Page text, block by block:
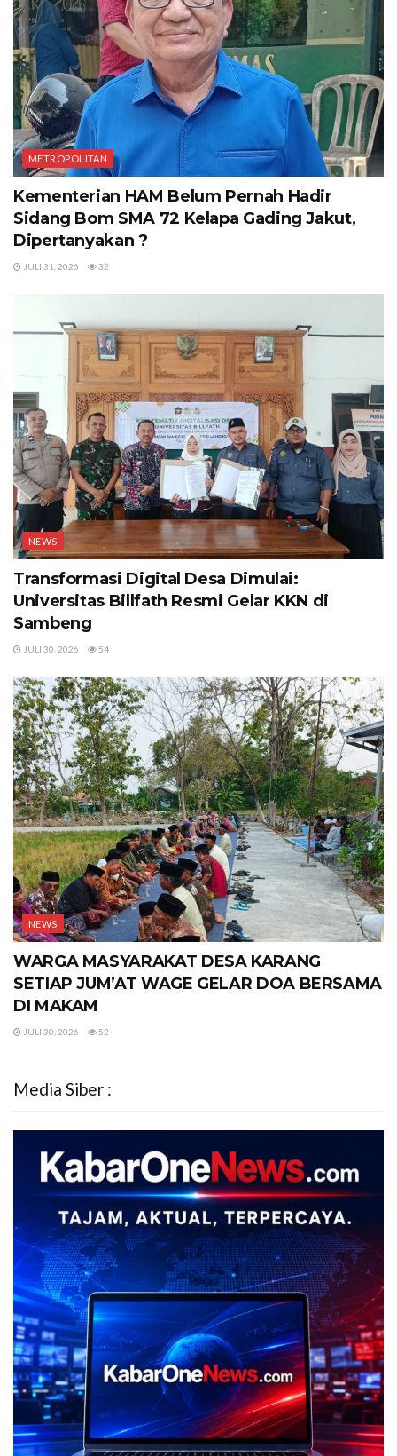
METROPOLITAN
Kementerian HAM Belum Pernah Hadir
Sidang Bom SMA 72 Kelapa Gading Jakut,
Dipertanyakan ?
JULI 31, 2026 32
NEWS
Transformasi Digital Desa Dimulai:
Universitas Billfath Resmi Gelar KKN di
Sambeng
JULI 30, 2026 54
NEWS
WARGA MASYARAKAT DESA KARANG
SETIAP JUM’AT WAGE GELAR DOA BERSAMA
DI MAKAM
JULI 30, 2026 52
Media Siber :